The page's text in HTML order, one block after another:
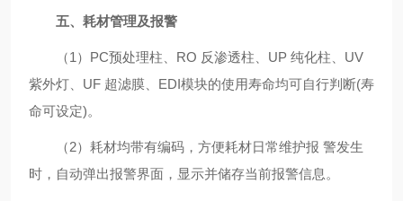
五、耗材管理及报警
（1）PC预处理柱、RO 反渗透柱、UP 纯化柱、UV
紫外灯、UF 超滤膜、EDI模块的使用寿命均可自行判断(寿
命可设定)。
（2）耗材均带有编码，方便耗材日常维护报 警发生
时，自动弹出报警界面，显示并储存当前报警信息。